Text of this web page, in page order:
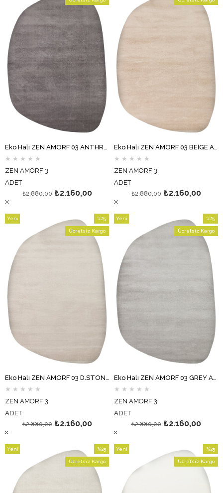
★ ★ ★ ★ ★
ZEN AMORF 3
ADET
₺2.160,00
₺2.880,00
%25İndirim
★ ★ ★ ★ ★
ZEN AMORF 3
ADET
₺2.160,00
₺2.880,00
Eko Halı ZEN AMORF 03 D.STONE Amorf Kesim Hav Toz Vermez Yumuşak Dokulu Salon Halısı Oturma Odası Halısı Yatak Odası Halısı Koridor Halısı Mutfak Halısı Modern Makine Halısı
★ ★ ★ ★ ★
ZEN AMORF 3
ADET
₺2.160,00
₺2.880,00
%25
İndirim
%25İndirim
Ücretsiz Kargo
Yeni
Eko Halı ZEN AMORF 03 GREY Amorf Kesim Hav Toz Vermez Yumuşak Dokulu Salon Halısı Oturma Odası Halısı Yatak Odası Halısı Koridor Halısı Mutfak Halısı Modern Makine Halısı
★ ★ ★ ★ ★
ZEN AMORF 3
ADET
₺2.160,00
₺2.880,00
%25
İndirim
Ücretsiz Kargo
Yeni
%25
İndirim
%25İndirim
Ücretsiz Kargo
Yeni
%25
İndirim
Ücretsiz Kargo
Yeni